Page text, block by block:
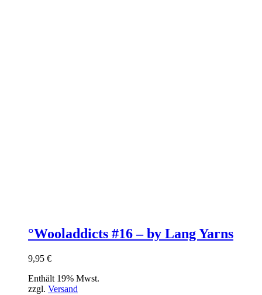
°Wooladdicts #16 – by Lang Yarns
9,95 €
Enthält 19% Mwst.
zzgl. Versand